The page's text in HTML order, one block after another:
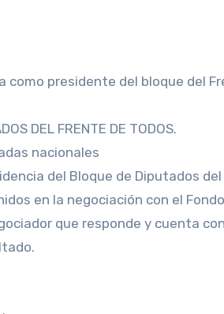
como presidente del bloque del
DEL FRENTE DE TODOS.
nacionales
del Bloque de Diputados
en la negociación con el
que responde y cuenta